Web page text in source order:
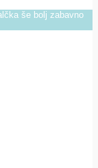
še bolj zabavno